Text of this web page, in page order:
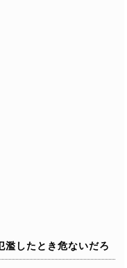
濫したとき危ないだろ